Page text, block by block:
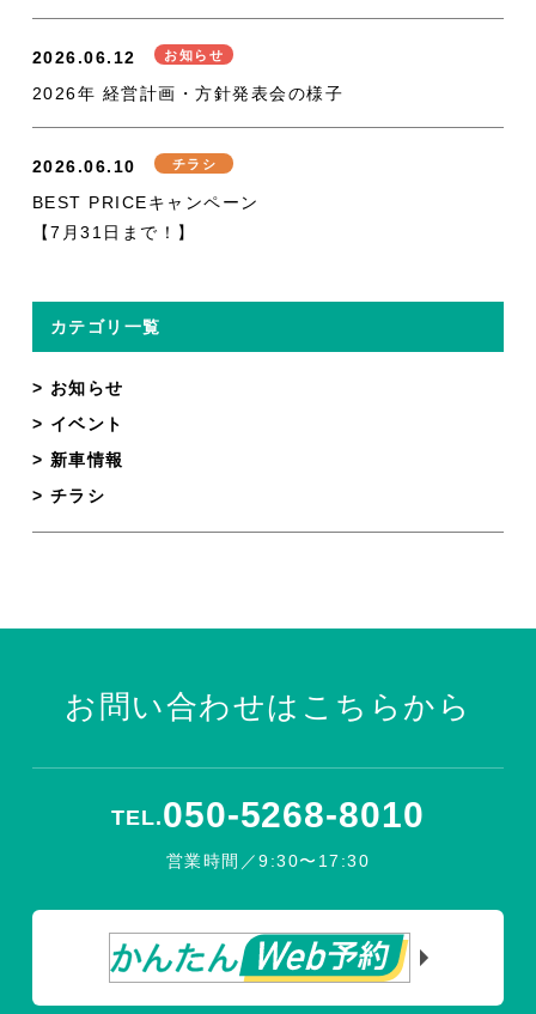
2026.06.12 お知らせ
2026年 経営計画・方針発表会の様子
2026.06.10 チラシ
BEST PRICEキャンペーン
【7月31日まで！】
カテゴリ一覧
お知らせ
イベント
新車情報
チラシ
お問い合わせはこちらから
TEL.050-5268-8010
営業時間／9:30〜17:30